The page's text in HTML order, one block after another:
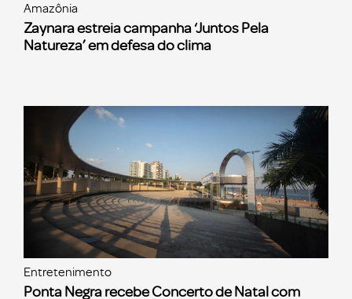
Amazônia
Zaynara estreia campanha ‘Juntos Pela
Natureza’ em defesa do clima
Entretenimento
Ponta Negra recebe Concerto de Natal com